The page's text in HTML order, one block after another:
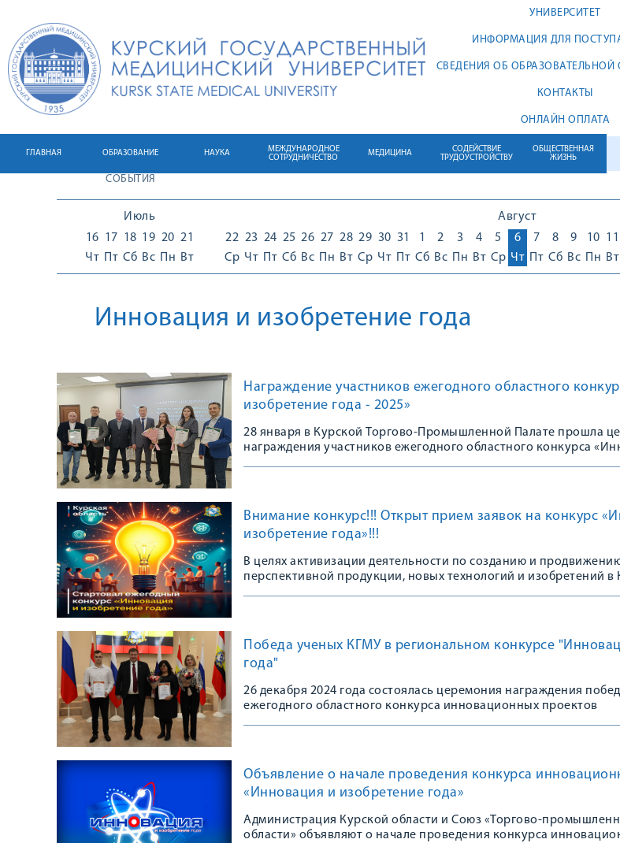
УНИВЕРСИТЕТ
ИНФОРМАЦИЯ ДЛЯ
СВЕДЕНИЯ ОБ ОБРАЗОВАТЕЛЬНОЙ
КОНТАКТЫ
ОНЛАЙН ОПЛАТА
ГЛАВНАЯ ОБРАЗОВАНИЕ НАУКА
МЕЖДУНАРОДНОЕ
СОТРУДНИЧЕСТВО
МЕДИЦИНА
СОДЕЙСТВИЕ
ТРУДОУСТРОЙСТВУ
ОБЩЕСТВЕННАЯ
ЖИЗНЬ
СОБЫТИЯ
Июль
16
Чт
17
Пт
18
Сб
19
Вс
20
Пн
21
Вт
Август
22
Ср
23
Чт
24
Пт
25
Сб
26
Вс
27
Пн
28
Вт
29
Ср
30
Чт
31
Пт
1
Сб
2
Вс
3
Пн
4
Вт
5
Ср
6
Чт
7
Пт
8
Сб
9
Вс
10
Пн
11
Вт
Инновация и изобретение года
Награждение участников ежегодного областного
изобретение года - 2025»
28 января в Курской Торгово-Промышленной Палате прошла
награждения участников ежегодного областного конкурса
Внимание конкурс!!! Открыт прием заявок на конкурс
изобретение года»!!!
В целях активизации деятельности по созданию и
перспективной продукции, новых технологий и изобретений в
Победа ученых КГМУ в региональном конкурсе
года"
26 декабря 2024 года состоялась церемония награждения
ежегодного областного конкурса инновационных проектов
Объявление о начале проведения конкурса
«Инновация и изобретение года»
Администрация Курской области и Союз «Торгово-
области» объявляют о начале проведения конкурса